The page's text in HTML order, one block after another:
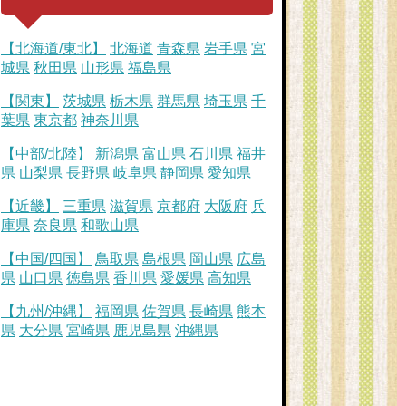
【北海道/東北】 北海道 青森県 岩手県 宮
城県 秋田県 山形県 福島県
【関東】 茨城県 栃木県 群馬県 埼玉県 千
葉県 東京都 神奈川県
【中部/北陸】 新潟県 富山県 石川県 福井
県 山梨県 長野県 岐阜県 静岡県 愛知県
【近畿】 三重県 滋賀県 京都府 大阪府 兵
庫県 奈良県 和歌山県
【中国/四国】 鳥取県 島根県 岡山県 広島
県 山口県 徳島県 香川県 愛媛県 高知県
【九州/沖縄】 福岡県 佐賀県 長崎県 熊本
県 大分県 宮崎県 鹿児島県 沖縄県